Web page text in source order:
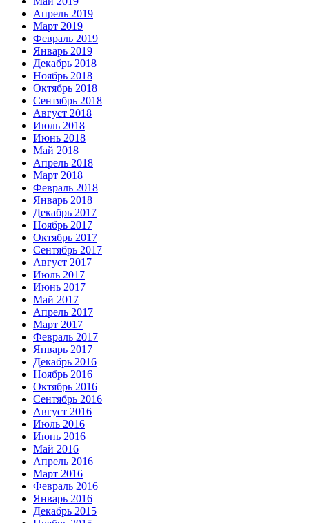
Апрель 2019
Март 2019
Февраль 2019
Январь 2019
Декабрь 2018
Ноябрь 2018
Октябрь 2018
Сентябрь 2018
Август 2018
Июль 2018
Июнь 2018
Май 2018
Апрель 2018
Март 2018
Февраль 2018
Январь 2018
Декабрь 2017
Ноябрь 2017
Октябрь 2017
Сентябрь 2017
Август 2017
Июль 2017
Июнь 2017
Май 2017
Апрель 2017
Март 2017
Февраль 2017
Январь 2017
Декабрь 2016
Ноябрь 2016
Октябрь 2016
Сентябрь 2016
Август 2016
Июль 2016
Июнь 2016
Май 2016
Апрель 2016
Март 2016
Февраль 2016
Январь 2016
Декабрь 2015